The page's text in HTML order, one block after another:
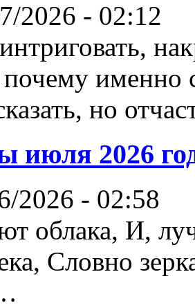
2026 - 02:12
именно
но
июля 2026
2026 - 02:58
облака, И,
Словно